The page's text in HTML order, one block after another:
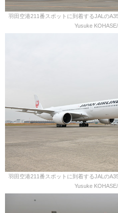
羽田空港211番スポットに到着するJALの
Yusuke
羽田空港211番スポットに到着するJALの
Yusuke